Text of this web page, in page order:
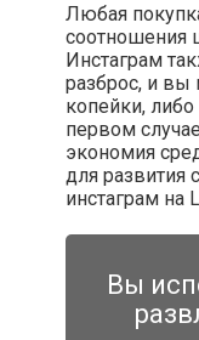
Любая
соотношения
Инстаграм
разброс, и вы
копейки,
первом
экономия
для развития
инстаграм на
Вы